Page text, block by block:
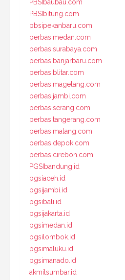
PBSIbaubau.com
PBSIbitung.com
pbsipekanbaru.com
perbasimedan.com
perbasisurabaya.com
perbasibanjarbaru.com
perbasiblitar.com
perbasimagelang.com
perbasijambi.com
perbasiserang.com
perbasitangerang.com
perbasimalang.com
perbasidepok.com
perbasicirebon.com
PGSIbandung.id
pgsiaceh.id
pgsijambi.id
pgsibali.id
pgsijakarta.id
pgsimedan.id
pgsilombok.id
pgsimaluku.id
pgsimanado.id
akmilsumbar.id